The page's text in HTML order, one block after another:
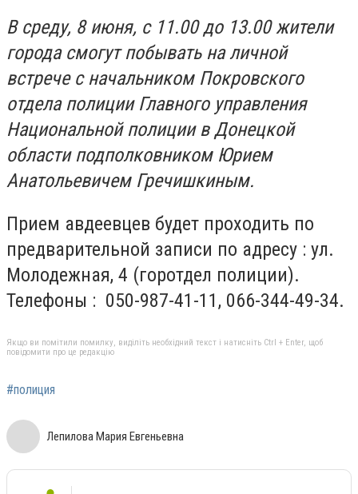
В среду, 8 июня, с 11.00 до 13.00 жители
города смогут побывать на личной
встрече с начальником Покровского
отдела полиции Главного управления
Национальной полиции в Донецкой
области подполковником Юрием
Анатольевичем Гречишкиным.
Прием авдеевцев будет проходить по
предварительной записи по адресу : ул.
Молодежная, 4 (горотдел полиции).
Телефоны : 050-987-41-11, 066-344-49-34.
Якщо ви помітили помилку, виділіть необхідний текст і натисніть Ctrl + Enter, щоб
повідомити про це редакцію
#полиция
Лепилова Мария Евгеньевна